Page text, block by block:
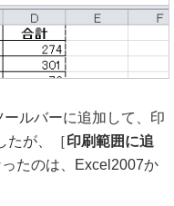
ルバーに追加して、印
たが、［印刷範囲に追
たのは、Excel2007か